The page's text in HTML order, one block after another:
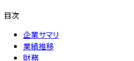
目次
企業サマリ
業績推移
財務